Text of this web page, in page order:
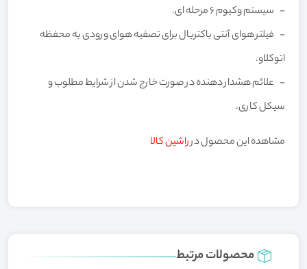
- سیستم وکیوم 6 مرحله ای.
- فیلتر هوای آنتی باکتریال برای تصفیه هوای ورودی به محفظه
اتوکلاو.
- علائم هشدار دهنده در صورت خارج شدن از شرایط مطلوب و
سیکل کاری.
مشاهده این محصول درراشین کالا
محصولات مرتبط